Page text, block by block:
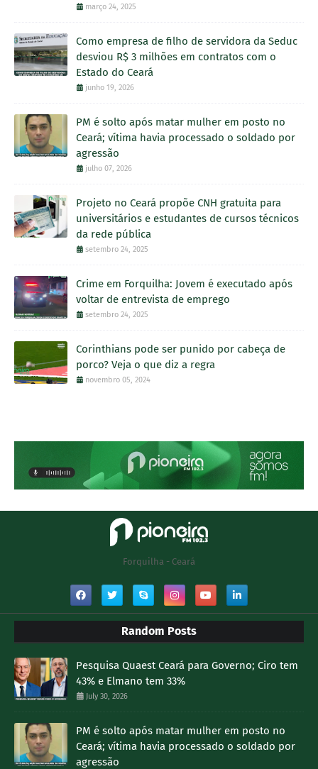
março 24, 2025
Como empresa de filho de servidora da Seduc
desviou R$ 3 milhões em contratos com o
Estado do Ceará
junho 19, 2026
PM é solto após matar mulher em posto no
Ceará; vítima havia processado o soldado por
agressão
julho 07, 2026
Projeto no Ceará propõe CNH gratuita para
universitários e estudantes de cursos técnicos
da rede pública
setembro 24, 2025
Crime em Forquilha: Jovem é executado após
voltar de entrevista de emprego
setembro 24, 2025
Corinthians pode ser punido por cabeça de
porco? Veja o que diz a regra
novembro 05, 2024
Forquilha - Ceará
Random Posts
Pesquisa Quaest Ceará para Governo; Ciro tem
43% e Elmano tem 33%
July 30, 2026
PM é solto após matar mulher em posto no
Ceará; vítima havia processado o soldado por
agressão